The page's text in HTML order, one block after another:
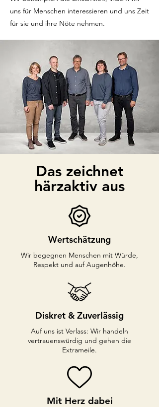
uns für Menschen interessieren und uns Zeit
für sie und ihre Nöte nehmen.
Das zeichnet
härzaktiv aus
Wertschätzung
Wir begegnen Menschen mit Würde,
Respekt und auf Augenhöhe.
Diskret & Zuverlässig
Auf uns ist Verlass: Wir handeln
vertrauenswürdig und gehen die
Extrameile.
Mit Herz dabei